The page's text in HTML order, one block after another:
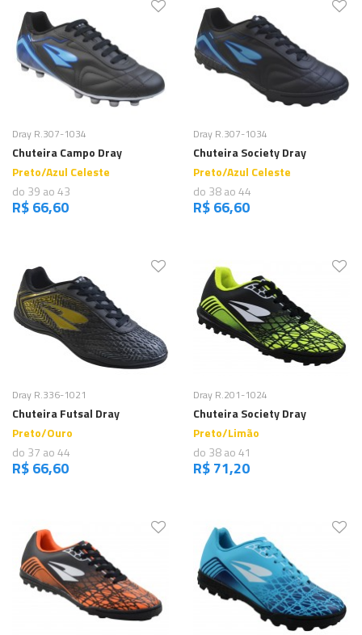
Comprar
Dray R.307-1034
Chuteira Campo Dray
Preto/Azul Celeste
do 39 ao 43
R$ 66,60
Comprar
Dray R.307-1034
Chuteira Society Dray
Preto/Azul Celeste
do 38 ao 44
R$ 66,60
Comprar
Dray R.336-1021
Chuteira Futsal Dray
Preto/Ouro
do 37 ao 44
R$ 66,60
Comprar
Dray R.201-1024
Chuteira Society Dray
Preto/Limão
do 38 ao 41
R$ 71,20